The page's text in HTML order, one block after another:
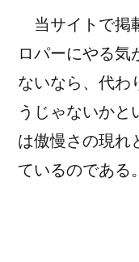
当サイトで掲
ロパーにやる気
ないなら、代わ
うじゃないかと
は傲慢さの現れ
ているのである。